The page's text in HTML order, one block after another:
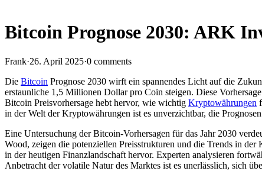
Bitcoin Prognose 2030: ARK
Frank·26. April 2025·0 comments
Die Bitcoin Prognose 2030 wirft ein spannendes Licht auf die
erstaunliche 1,5 Millionen Dollar pro Coin steigen. Diese
Bitcoin Preisvorhersage hebt hervor, wie wichtig Kryptowährungen
in der Welt der Kryptowährungen ist es unverzichtbar, die
Eine Untersuchung der Bitcoin-Vorhersagen für das Jahr 2030
Wood, zeigen die potenziellen Preisstrukturen und die Trends in
in der heutigen Finanzlandschaft hervor. Experten analysieren
Anbetracht der volatile Natur des Marktes ist es unerlässlich, sich